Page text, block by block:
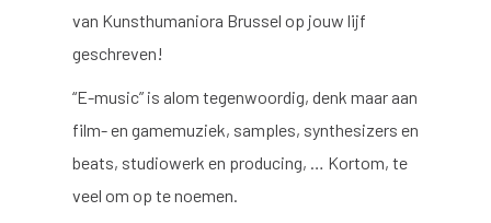
van Kunsthumaniora Brussel op jouw lijf
geschreven!
“E-music” is alom tegenwoordig, denk maar aan
film- en gamemuziek, samples, synthesizers en
beats, studiowerk en producing, … Kortom, te
veel om op te noemen.